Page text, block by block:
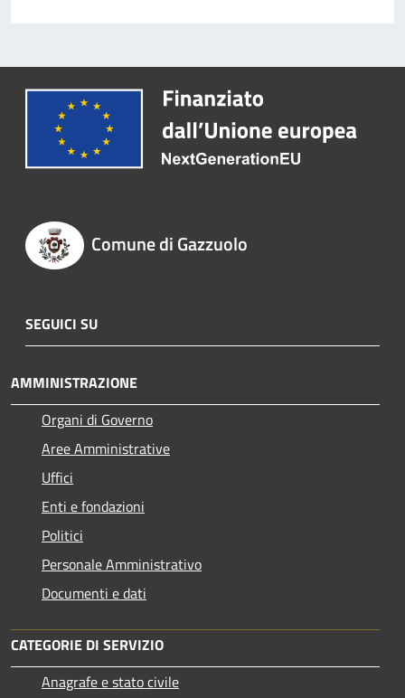
Comune di Gazzuolo
SEGUICI SU
AMMINISTRAZIONE
Organi di Governo
Aree Amministrative
Uffici
Enti e fondazioni
Politici
Personale Amministrativo
Documenti e dati
CATEGORIE DI SERVIZIO
Anagrafe e stato civile